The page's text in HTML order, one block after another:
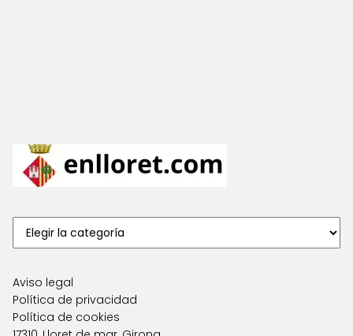
Aviso legal
Política de privacidad
Política de cookies